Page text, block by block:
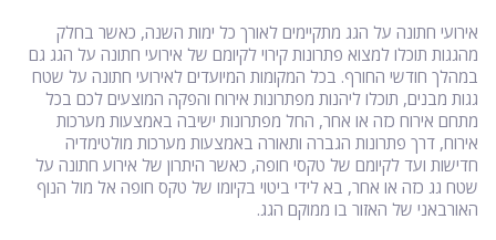
אירועי חתונה על הגג מתקיימים לאורך כל ימות השנה, כאשר בחלק
מהגגות תוכלו למצוא פתרונות קירוי לקיומם של אירועי חתונה על הגג גם
במהלך חודשי החורף. בכל המקומות המיועדים לאירועי חתונה על שטח
גגות מבנים, תוכלו ליהנות מפתרונות אירוח והפקה המוצעים לכם בכל
מתחם אירוח כזה או אחר, החל מפתרונות ישיבה באמצעות מערכות
אירוח, דרך פתרונות הגברה ותאורה באמצעות מערכות מולטימדיה
חדישות ועד לקיומם של טקסי חופה, כאשר היתרון של אירוע חתונה על
שטח גג כזה או אחר, בא לידי ביטוי בקיומו של טקס חופה אל מול הנוף
האורבאני של האזור בו ממוקם הגג.